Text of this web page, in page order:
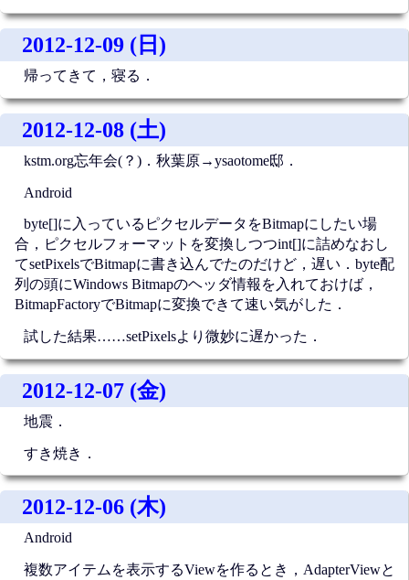
2012-12-09 (日)
帰ってきて，寝る．
2012-12-08 (土)
kstm.org忘年会(？)．秋葉原→ysaotome邸．
Android
byte[]に入っているピクセルデータをBitmapにしたい場
合，ピクセルフォーマットを変換しつつint[]に詰めなおし
てsetPixelsでBitmapに書き込んでたのだけど，遅い．byte配
列の頭にWindows Bitmapのヘッダ情報を入れておけば，
BitmapFactoryでBitmapに変換できて速い気がした．
試した結果……setPixelsより微妙に遅かった．
2012-12-07 (金)
地震．
すき焼き．
2012-12-06 (木)
Android
複数アイテムを表示するViewを作るとき，AdapterViewと